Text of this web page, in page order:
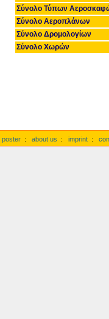
Σύνολο Τύπων
Σύνολο Αεροπλάνων
Σύνολο Δρομολογίων
Σύνολο Χωρών
poster : about us : imprint :